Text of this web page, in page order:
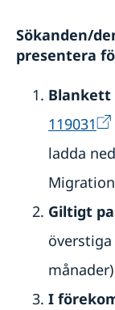
Sökanden/
presentera
119031
ladda
Giltigt
I